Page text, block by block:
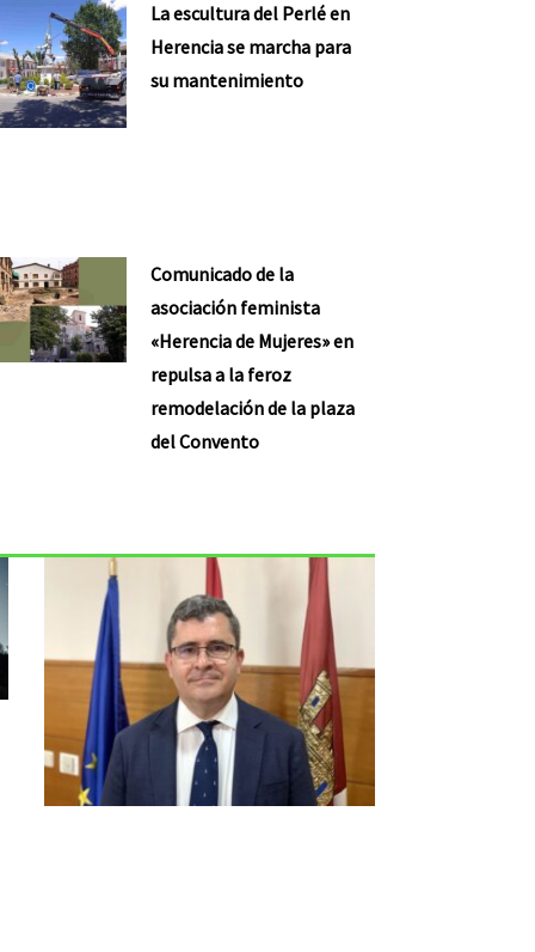
La escultura del Perlé en
Herencia se marcha para
su mantenimiento
Comunicado de la
asociación feminista
«Herencia de Mujeres» en
repulsa a la feroz
remodelación de la plaza
del Convento